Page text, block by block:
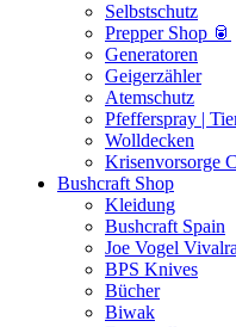
Selbstschutz
Prepper Shop 🥫
Generatoren
Geigerzähler
Atemschutz
Pfefferspray |
Wolldecken
Krisenvorsorge
Bushcraft Shop
Kleidung
Bushcraft Spain
Joe Vogel
BPS Knives
Bücher
Biwak